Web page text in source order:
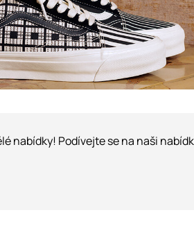
nabídky! Podívejte se na naši